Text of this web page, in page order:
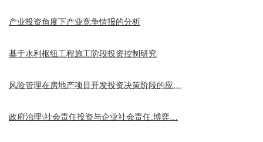
产业投资角度下产业竞争情报的分析
基于水利枢纽工程施工阶段投资控制研究
风险管理在房地产项目开发投资决策阶段的应…
政府治理\社会责任投资与企业社会责任:博弈…